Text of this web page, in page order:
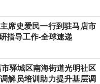
席史爱民一行到驻马店市
指导工作-全球速递
驿城区南海街道光明社区
解员培训助力提升基层调